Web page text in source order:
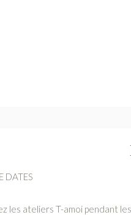
DATES
les ateliers T-amoi pendant